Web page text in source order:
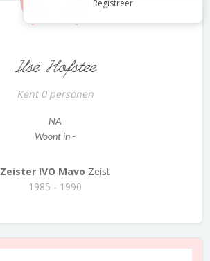
Registreer
Ilse Hofstee
Kent 0 personen
NA
Woont in -
Zeister IVO Mavo Zeist
1985 - 1990